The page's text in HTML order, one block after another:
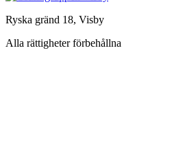
Ryska gränd 18, Visby
Alla rättigheter förbehållna